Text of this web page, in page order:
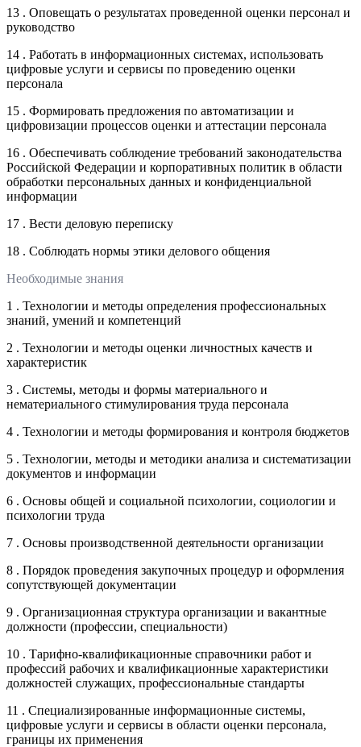
13 . Оповещать о результатах проведенной оценки персонал и
руководство
14 . Работать в информационных системах, использовать
цифровые услуги и сервисы по проведению оценки
персонала
15 . Формировать предложения по автоматизации и
цифровизации процессов оценки и аттестации персонала
16 . Обеспечивать соблюдение требований законодательства
Российской Федерации и корпоративных политик в области
обработки персональных данных и конфиденциальной
информации
17 . Вести деловую переписку
18 . Соблюдать нормы этики делового общения
Необходимые знания
1 . Технологии и методы определения профессиональных
знаний, умений и компетенций
2 . Технологии и методы оценки личностных качеств и
характеристик
3 . Системы, методы и формы материального и
нематериального стимулирования труда персонала
4 . Технологии и методы формирования и контроля бюджетов
5 . Технологии, методы и методики анализа и систематизации
документов и информации
6 . Основы общей и социальной психологии, социологии и
психологии труда
7 . Основы производственной деятельности организации
8 . Порядок проведения закупочных процедур и оформления
сопутствующей документации
9 . Организационная структура организации и вакантные
должности (профессии, специальности)
10 . Тарифно-квалификационные справочники работ и
профессий рабочих и квалификационные характеристики
должностей служащих, профессиональные стандарты
11 . Специализированные информационные системы,
цифровые услуги и сервисы в области оценки персонала,
границы их применения